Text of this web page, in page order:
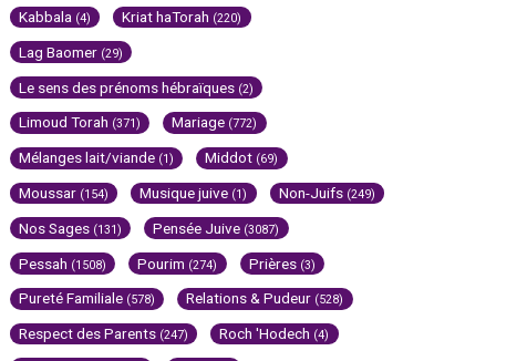
Kabbala (4) Kriat haTorah (220)
Lag Baomer (29)
Le sens des prénoms hébraïques (2)
Limoud Torah (371) Mariage (772)
Mélanges lait/viande (1) Middot (69)
Moussar (154) Musique juive (1) Non-Juifs (249)
Nos Sages (131) Pensée Juive (3087)
Pessah (1508) Pourim (274) Prières (3)
Pureté Familiale (578) Relations & Pudeur (528)
Respect des Parents (247) Roch 'Hodech (4)